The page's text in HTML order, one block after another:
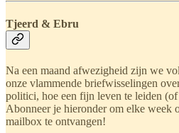
Tjeerd & Ebru
Na een maand afwezigheid zijn we
onze vlammende briefwisselingen
politici, hoe een fijn leven te leiden
Abonneer je hieronder om elke week
mailbox te ontvangen!